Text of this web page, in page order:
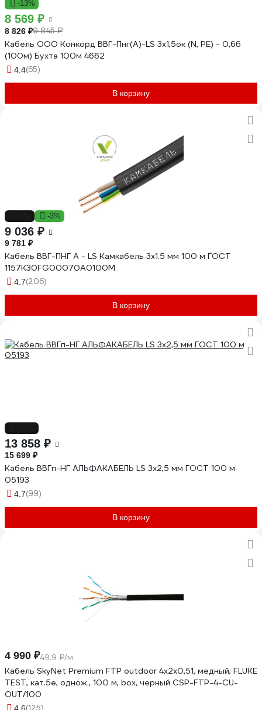
-13%
8 569 ₽
8 826 ₽9 845 ₽
Кабель ООО Конкорд ВВГ-Пнг(А)-LS 3x1,5ок (N, PE) - 0,66
(100м) Бухта 100м 4662
4.4(65)
В корзину
-3%
9 036 ₽
9 781 ₽
Кабель ВВГ-ПНГ А - LS Камкабель 3x1.5 мм 100 м ГОСТ
1157К30FG00070А0100М
4.7(206)
В корзину
13 858 ₽
15 699 ₽
Кабель ВВГп-НГ АЛЬФАКАБЕЛЬ LS 3х2,5 мм ГОСТ 100 м
05193
4.7(99)
В корзину
4 990 ₽49.9 ₽/м
Кабель SkyNet Premium FTP outdoor 4x2x0,51, медный, FLUKE
TEST, кат.5e, однож., 100 м, box, черный CSP-FTP-4-CU-
OUT/100
(125)